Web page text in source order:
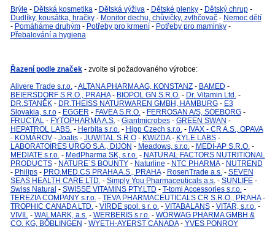
Brýle - Dětská kosmetika- Dětská výživa- Dětské plenky- Dětský chrup-
Dudlíky, kousátka, hračky- Monitor dechu, chůvičky, zvlhčovač- Nemoc dětí
- Pomáháme druhým- Potřeby pro krmení- Potřeby pro maminky-
Přebalování a hygiena
Řazení podle značek - zvolte si požadovaného výrobce:
Alivere Trade s.r.o.-ALTANA PHARMA AG, KONSTANZ- BAMED -
BEIERSDORF S.R.O., PRAHA- BIOPOL GN S.R.O.- Dr. Vitamin Ltd.-
DR.STANĚK- DR.THEISS NATURWAREN GMBH, HAMBURG- E3
Slovakia, s.r.o- EGGER - FAVEA S.R.O.- FERROSAN A/S, SOEBORG-
FRUCTAL- FYTOPHARMA A.S.- Giantmicrobes- GREEN SWAN -
HEPATROL LABS.- Herbita s.r.o.- Hipp Czech s.r.o.- IVAX - CR A.S., OPAVA
- KOMÁROV- Joalis- JUWITAL S.R.O- KWIZDA- KYLE LABS-
LABORATOIRES URGO S.A., DIJON - Meadows, s.r.o.- MEDI-AP S.R.O.-
MEDIATE s.r.o.- MedPharma SK, s.r.o.- NATURAL FACTORS NUTRITIONAL
PRODUCTS- NATURE´S BOUNTY- Naturline - NTC PHARMA- NUTREND
- Philips- PRO.MED.CS PRAHA A.S., PRAHA- RosenTrade a.s.- SEVEN
SEAS HEALTH CARE LTD.- Simply You Pharmaceuticals a.s.- SUNLIFE-
Swiss Natural - SWISSE VITAMINS PTY.LTD - T-tomi Accessories s.r.o.-
TEREZIA COMPANY s.r.o.- TEVA PHARMACEUTICALS CR S.R.O., PRAHA-
TROPHIC CANADA LTD.- VIRDE spol. s r. o.- VITABALANS- VITAR, s.r.o.-
VIVIL- WALMARK, a.s.- WERBERIS s.r.o.- WÖRWAG PHARMA GMBH &
CO. KG, BÖBLINGEN - WYETH-AYERST CANADA- YVES PONROY